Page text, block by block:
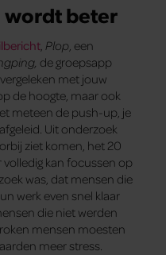
wordt beter
, Plop, een
de groepsapp
met jouw
de hoogte, maar ook
meteen de push-up, je
Uit onderzoek
ziet komen, het 20
kan focussen op
was, dat mensen die
werk even snel klaar
die niet werden
mensen moesten
meer stress.